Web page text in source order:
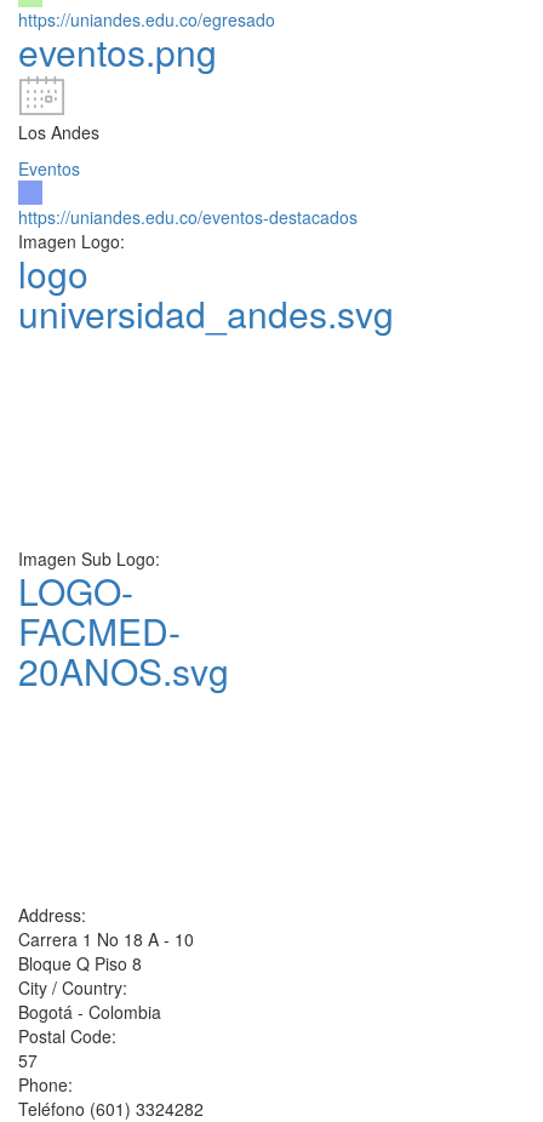
https://uniandes.edu.co/egresado
eventos.png
Los Andes
Eventos
https://uniandes.edu.co/eventos-destacados
Imagen Logo:
logo
universidad_andes.svg
Imagen Sub Logo:
LOGO-
FACMED-
20ANOS.svg
Address:
Carrera 1 No 18 A - 10
Bloque Q Piso 8
City / Country:
Bogotá - Colombia
Postal Code:
57
Phone:
Teléfono (601) 3324282